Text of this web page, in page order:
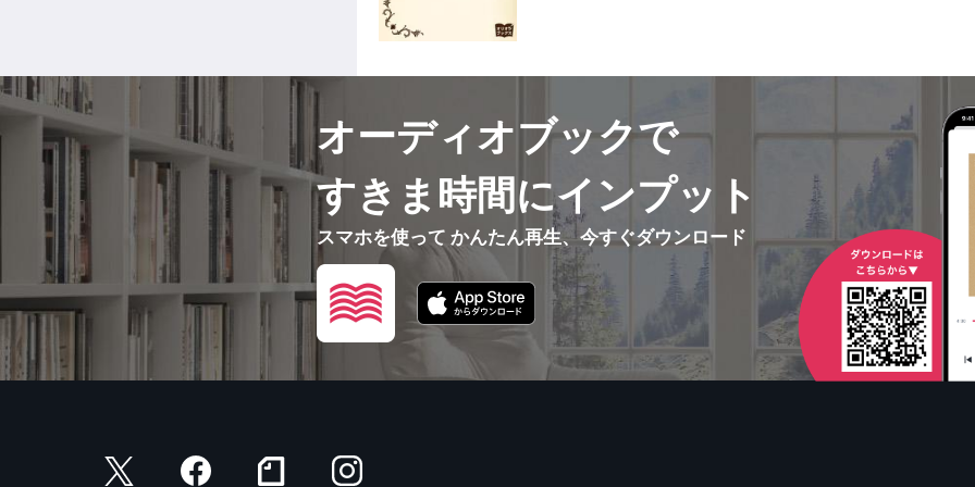
オーディオブックで
すきま時間にインプット
スマホを使って かんたん再生、今すぐダウンロード